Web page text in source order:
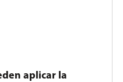
aplicar la